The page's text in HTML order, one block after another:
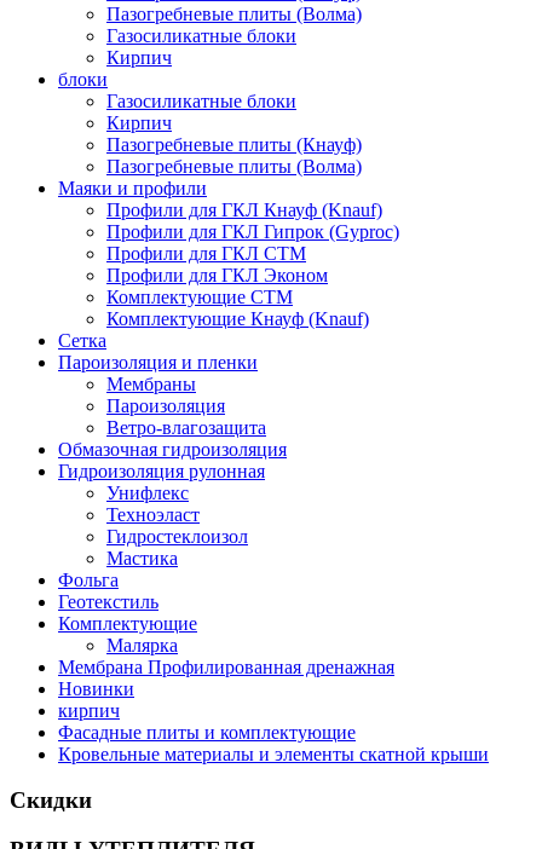
Пазогребневые плиты (Волма)
Газосиликатные блоки
Кирпич
блоки
Газосиликатные блоки
Кирпич
Пазогребневые плиты (Кнауф)
Пазогребневые плиты (Волма)
Маяки и профили
Профили для ГКЛ Кнауф (Knauf)
Профили для ГКЛ Гипрок (Gyproc)
Профили для ГКЛ СТМ
Профили для ГКЛ Эконом
Комплектующие СТМ
Комплектующие Кнауф (Knauf)
Сетка
Пароизоляция и пленки
Мембраны
Пароизоляция
Ветро-влагозащита
Обмазочная гидроизоляция
Гидроизоляция рулонная
Унифлекс
Техноэласт
Гидростеклоизол
Мастика
Фольга
Геотекстиль
Комплектующие
Малярка
Мембрана Профилированная дренажная
Новинки
кирпич
Фасадные плиты и комплектующие
Кровельные материалы и элементы скатной крыши
Скидки